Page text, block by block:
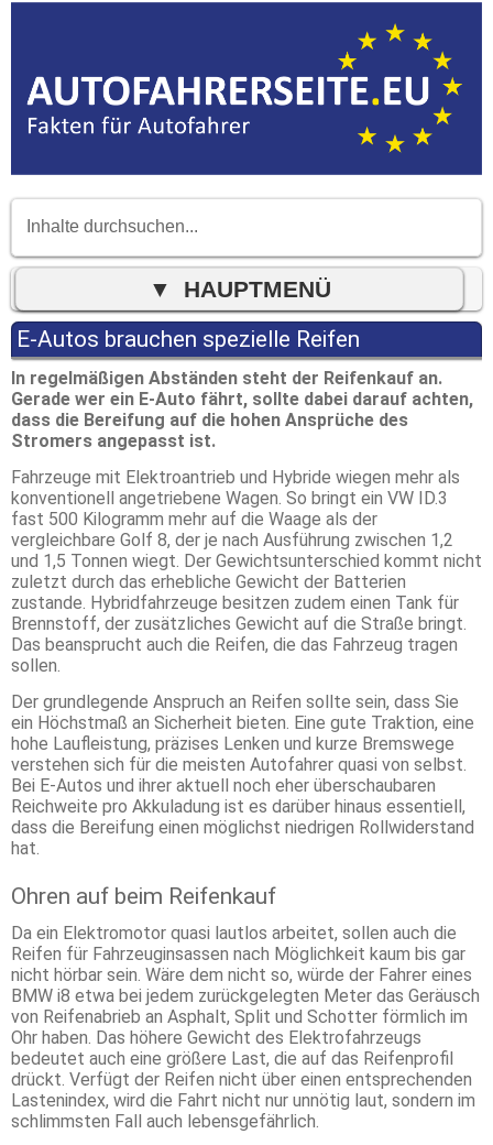
E-Autos brauchen spezielle Reifen
In regelmäßigen Abständen steht der Reifenkauf an.
Gerade wer ein E-Auto fährt, sollte dabei darauf achten,
dass die Bereifung auf die hohen Ansprüche des
Stromers angepasst ist.
Fahrzeuge mit Elektroantrieb und Hybride wiegen mehr als
konventionell angetriebene Wagen. So bringt ein VW ID.3
fast 500 Kilogramm mehr auf die Waage als der
vergleichbare Golf 8, der je nach Ausführung zwischen 1,2
und 1,5 Tonnen wiegt. Der Gewichtsunterschied kommt nicht
zuletzt durch das erhebliche Gewicht der Batterien
zustande. Hybridfahrzeuge besitzen zudem einen Tank für
Brennstoff, der zusätzliches Gewicht auf die Straße bringt.
Das beansprucht auch die Reifen, die das Fahrzeug tragen
sollen.
Der grundlegende Anspruch an Reifen sollte sein, dass Sie
ein Höchstmaß an Sicherheit bieten. Eine gute Traktion, eine
hohe Laufleistung, präzises Lenken und kurze Bremswege
verstehen sich für die meisten Autofahrer quasi von selbst.
Bei E-Autos und ihrer aktuell noch eher überschaubaren
Reichweite pro Akkuladung ist es darüber hinaus essentiell,
dass die Bereifung einen möglichst niedrigen Rollwiderstand
hat.
Ohren auf beim Reifenkauf
Da ein Elektromotor quasi lautlos arbeitet, sollen auch die
Reifen für Fahrzeuginsassen nach Möglichkeit kaum bis gar
nicht hörbar sein. Wäre dem nicht so, würde der Fahrer eines
BMW i8 etwa bei jedem zurückgelegten Meter das Geräusch
von Reifenabrieb an Asphalt, Split und Schotter förmlich im
Ohr haben. Das höhere Gewicht des Elektrofahrzeugs
bedeutet auch eine größere Last, die auf das Reifenprofil
drückt. Verfügt der Reifen nicht über einen entsprechenden
Lastenindex, wird die Fahrt nicht nur unnötig laut, sondern im
schlimmsten Fall auch lebensgefährlich.